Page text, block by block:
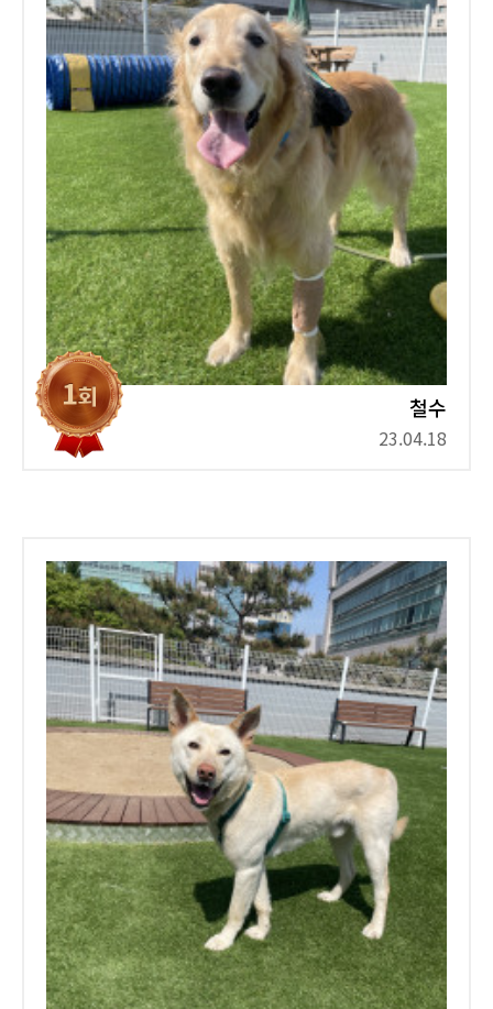
철수
23.04.18